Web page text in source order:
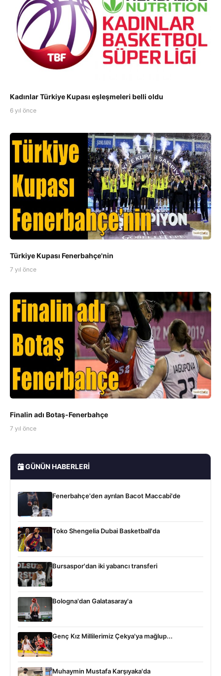
Kadınlar Türkiye Kupası eşleşmeleri belli oldu
6 yıl önce
Türkiye Kupası Fenerbahçe'nin
7 yıl önce
Finalin adı Botaş-Fenerbahçe
7 yıl önce
GÜNÜN HABERLERI
Fenerbahçe'den ayrılan Bacot Maccabi'de
Toko Shengelia Dubai Basketball'da
Bursaspor'dan iki yabancı transferi
Bologna'dan Galatasaray'a
Genç Kız Millilerimiz Çekya'ya mağlup...
Muhaymin Mustafa Karşıyaka'da